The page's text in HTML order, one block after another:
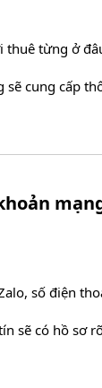
thuê từng ở
cung cấp
số điện
sẽ có hồ sơ